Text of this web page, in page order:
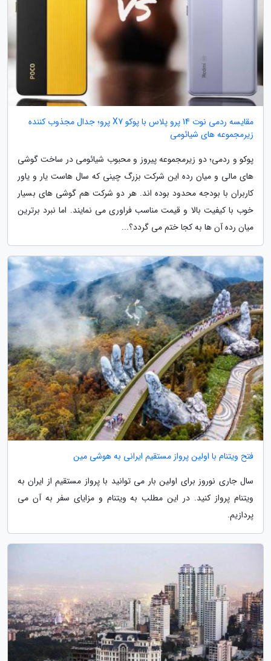
مقایسه ردمی نوت 14 پرو پلاس با پوکو X7 پرو؛ جدال مجذوب کننده
زیرمجموعه های شیائومی
پوکو و ردمی؛ دو زیرمجموعه پیروز و محبوب شیائومی در ساخت گوشی
های مالی و میان رده این شرکت بزرگ چینی که سال هاست یار و یاور
کاربران با بودجه محدود بوده اند. هر دو شرکت هم گوشی های بسیار
خوب با کیفیت بالا و قیمت مناسب فراوری می نمایند. اما نبرد برترین
میان رده آن ها به کجا ختم می گردد؟...
فتح ویتنام با اولین پرواز مستقیم ایرانی به هوشی مین
سال جاری نوروز برای اولین بار می توانید با پرواز مستقیم از ایران به
ویتنام پرواز کنید. در این مطلب به ویتنام و مزایای سفر به آن می
پردازیم.